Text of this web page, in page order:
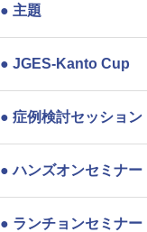
● 主題
● JGES-Kanto Cup
● 症例検討セッション
●ハンズオンセミナー
● ランチョンセミナー